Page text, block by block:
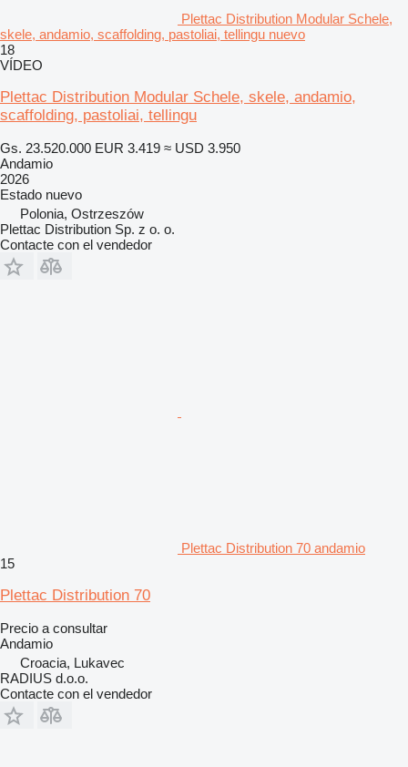
Plettac Distribution Modular Schele,
skele, andamio, scaffolding, pastoliai, tellingu nuevo
18
VÍDEO
Plettac Distribution Modular Schele, skele, andamio,
scaffolding, pastoliai, tellingu
Gs. 23.520.000 EUR 3.419 ≈ USD 3.950
Andamio
2026
Estado nuevo
Polonia, Ostrzeszów
Plettac Distribution Sp. z o. o.
Contacte con el vendedor
Plettac Distribution 70 andamio
15
Plettac Distribution 70
Precio a consultar
Andamio
Croacia, Lukavec
RADIUS d.o.o.
Contacte con el vendedor